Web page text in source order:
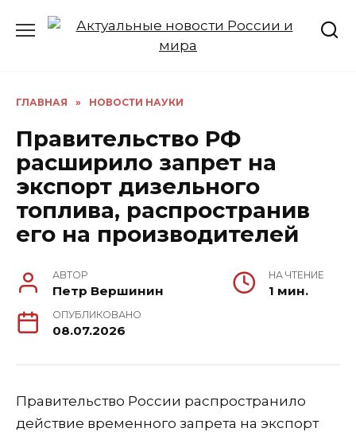
ГЛАВНАЯ » НОВОСТИ НАУКИ
Правительство РФ
расширило запрет на
экспорт дизельного
топлива, распространив
его на производителей
АВТОР
Петр Вершинин
НА ЧТЕНИЕ
1 мин.
ОПУБЛИКОВАНО
08.07.2026
Правительство России распространило
действие временного запрета на экспорт